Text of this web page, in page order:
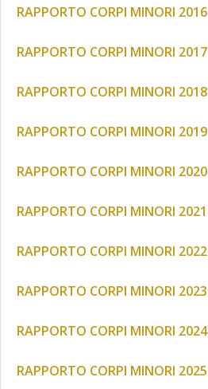
RAPPORTO CORPI MINORI 2016
RAPPORTO CORPI MINORI 2017
RAPPORTO CORPI MINORI 2018
RAPPORTO CORPI MINORI 2019
RAPPORTO CORPI MINORI 2020
RAPPORTO CORPI MINORI 2021
RAPPORTO CORPI MINORI 2022
RAPPORTO CORPI MINORI 2023
RAPPORTO CORPI MINORI 2024
RAPPORTO CORPI MINORI 2025